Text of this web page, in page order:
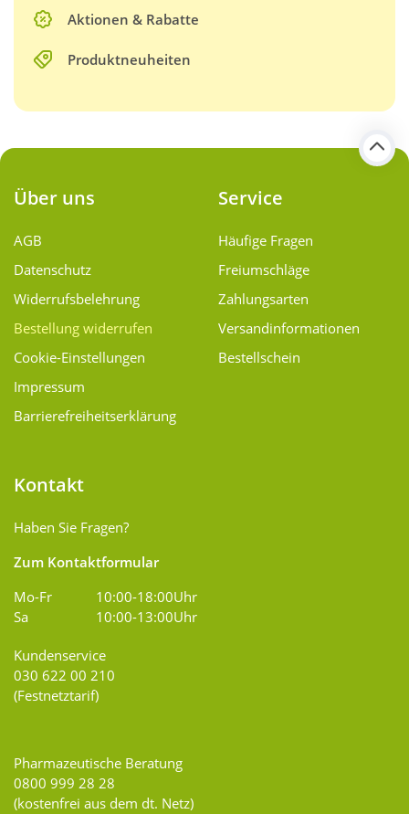
Aktionen & Rabatte
Produktneuheiten
Über uns
AGB
Datenschutz
Widerrufsbelehrung
Bestellung widerrufen
Cookie-Einstellungen
Impressum
Barrierefreiheitserklärung
Service
Häufige Fragen
Freiumschläge
Zahlungsarten
Versand­informationen
Bestellschein
Kontakt
Haben Sie Fragen?
Zum Kontaktformular
Mo-Fr
10:00-18:00Uhr
Sa
10:00-13:00Uhr
Kundenservice
030 622 00 210
(Festnetztarif)
Pharmazeutische Beratung
0800 999 28 28
(kostenfrei aus dem dt. Netz)